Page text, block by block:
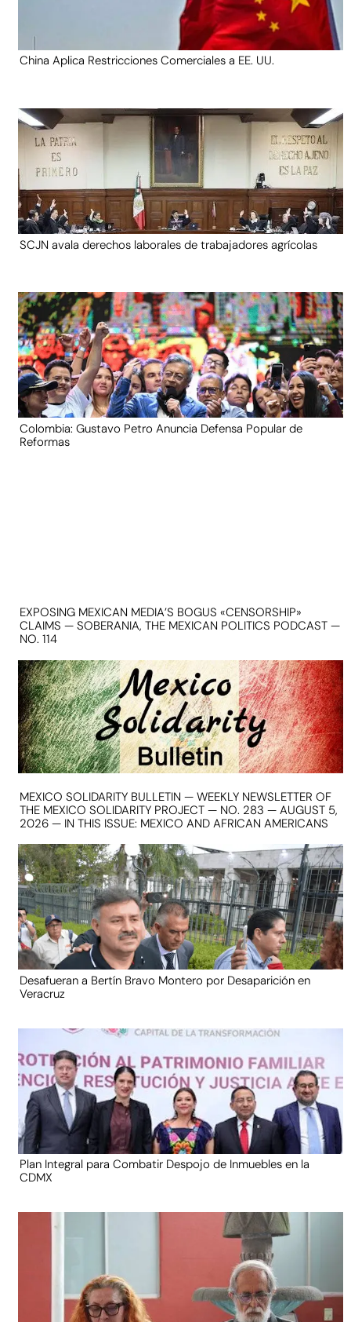
China Aplica Restricciones Comerciales a EE. UU.
SCJN avala derechos laborales de trabajadores agrícolas
Colombia: Gustavo Petro Anuncia Defensa Popular de
Reformas
EXPOSING MEXICAN MEDIA’S BOGUS «CENSORSHIP»
CLAIMS — SOBERANIA, THE MEXICAN POLITICS PODCAST —
NO. 114
MEXICO SOLIDARITY BULLETIN — WEEKLY NEWSLETTER OF
THE MEXICO SOLIDARITY PROJECT — NO. 283 — AUGUST 5,
2026 — IN THIS ISSUE: MEXICO AND AFRICAN AMERICANS
Desafueran a Bertín Bravo Montero por Desaparición en
Veracruz
Plan Integral para Combatir Despojo de Inmuebles en la
CDMX